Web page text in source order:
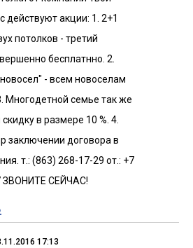
действуют акции: 1. 2+1
потолков - третий
бесплатнно. 2.
- всем новоселам
Многодетной семье так же
в размере 10 %. 4.
заключении договора в
т.: (863) 268-17-29 от.: +7
ЗВОНИТЕ СЕЙЧАС!
17:13